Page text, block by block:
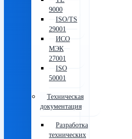
9000
ISO/TS
29001
ИСО
МЭК
27001
ISO
50001
Техническая
документация
Разработка
технических